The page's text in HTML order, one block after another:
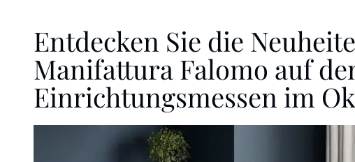
Entdecken Sie die
Manifattura Falomo auf
Einrichtungsmessen im